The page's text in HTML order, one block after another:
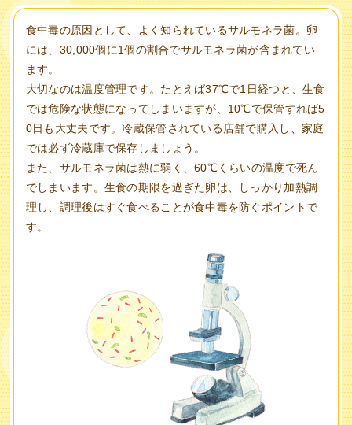
食中毒の原因として、よく知られているサルモネラ菌。卵
には、30,000個に1個の割合でサルモネラ菌が含まれてい
ます。
大切なのは温度管理です。たとえば37℃で1日経つと、生食
では危険な状態になってしまいますが、10℃で保管すれば5
0日も大丈夫です。冷蔵保管されている店舗で購入し、家庭
では必ず冷蔵庫で保存しましょう。
また、サルモネラ菌は熱に弱く、60℃くらいの温度で死ん
でしまいます。生食の期限を過ぎた卵は、しっかり加熱調
理し、調理後はすぐ食べることが食中毒を防ぐポイントで
す。